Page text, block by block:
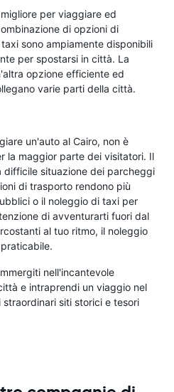
per viaggiare ed
di opzioni di
sono ampiamente disponibili
per spostarsi in città. La
opzione efficiente ed
varie parti della città.
un'auto al Cairo, non è
la maggior parte dei visitatori. Il
situazione dei parcheggi
di trasporto rendono più
o il noleggio di taxi per
di avventurarti fuori dal
al tuo ritmo, il noleggio
nell'incantevole
e intraprendi un viaggio nel
siti storici e tesori